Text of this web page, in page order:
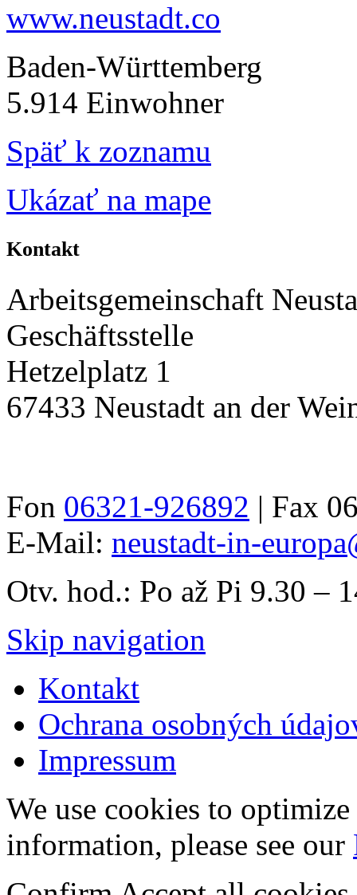
www.neustadt.co
Baden-Württemberg
5.914 Einwohner
Späť k zoznamu
Ukázať na mape
Kontakt
Arbeitsgemeinschaft
Geschäftsstelle
Hetzelplatz 1
67433 Neustadt an der
Fon 06321-926892 | Fax
E-Mail: neustadt-in-
Otv. hod.: Po až Pi 9.30 –
Skip navigation
Kontakt
Ochrana osobných
Impressum
We use cookies to
information, please see our